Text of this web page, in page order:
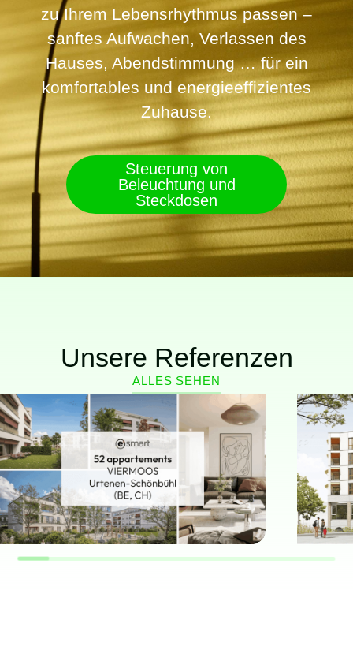
zu Ihrem Lebensrhythmus passen –
sanftes Aufwachen, Verlassen des
Hauses, Abendstimmung … für ein
komfortables und energieeffizientes
Zuhause.
Steuerung von
Beleuchtung und
Steckdosen
Unsere Referenzen
ALLES SEHEN